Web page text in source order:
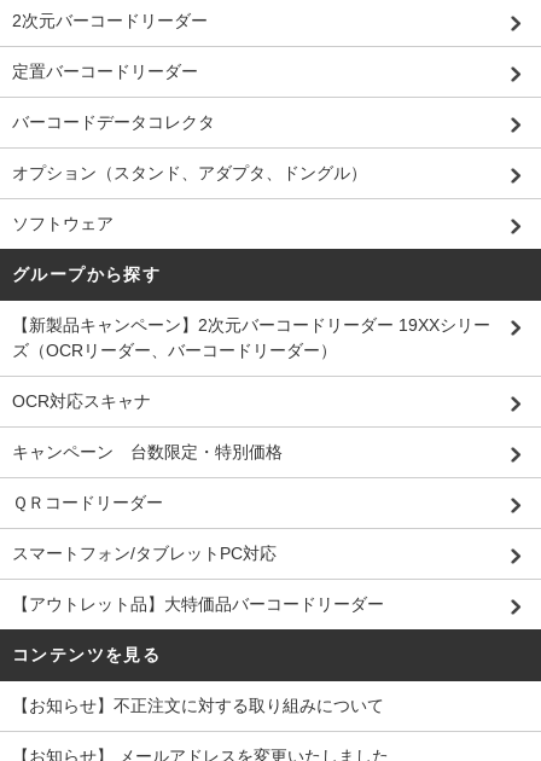
2次元バーコードリーダー
定置バーコードリーダー
バーコードデータコレクタ
オプション（スタンド、アダプタ、ドングル）
ソフトウェア
グループから探す
【新製品キャンペーン】2次元バーコードリーダー 19XXシリー
ズ（OCRリーダー、バーコードリーダー）
OCR対応スキャナ
キャンペーン 台数限定・特別価格
ＱＲコードリーダー
スマートフォン/タブレットPC対応
【アウトレット品】大特価品バーコードリーダー
コンテンツを見る
【お知らせ】不正注文に対する取り組みについて
【お知らせ】 メールアドレスを変更いたしました